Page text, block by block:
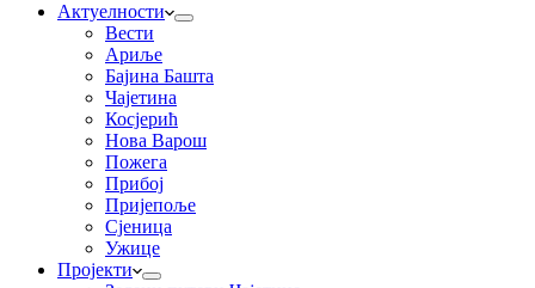
Актуелности
Вести
Ариље
Бајина Башта
Чајетина
Косјерић
Нова Варош
Пожега
Прибој
Пријепоље
Сјеница
Ужице
Пројекти